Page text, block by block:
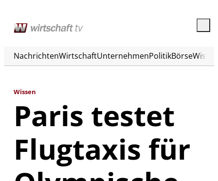
NachrichtenWirtschaftUnternehmenPolitikBörse
Wissen
Paris testet
Flugtaxis für